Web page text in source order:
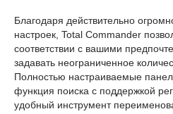
Благодаря действительно
настроек, Total Commander
соответствии с вашими
задавать неограниченное
Полностью настраиваемые
функция поиска с поддержкой
удобный инструмент